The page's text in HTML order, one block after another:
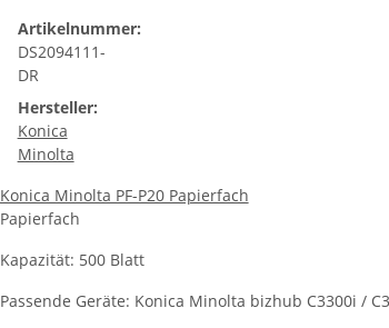
Artikelnummer:
DS2094111-
DR
Hersteller:
Konica
Minolta
Konica Minolta PF-P20 Papierfach
Papierfach
Kapazität: 500 Blatt
Passende Geräte: Konica Minolta bizhub C3300i /